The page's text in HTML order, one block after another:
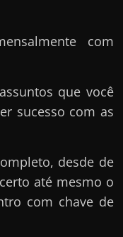
com
que você
sucesso com as
desde de
até mesmo o
com chave de